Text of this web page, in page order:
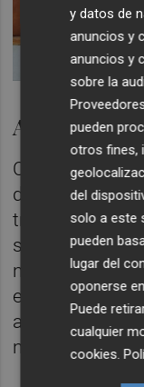
Alegatos y
Con todo, la
den marcha
tratamiento en
sudafricano,
nuevo, a
europea,
alegato contra
negocios
y datos de
anuncios y
anuncios y
sobre la
pueden
otros fines,
del
solo a este
pueden
lugar del
oponerse
Puede
cualquier
cookies.